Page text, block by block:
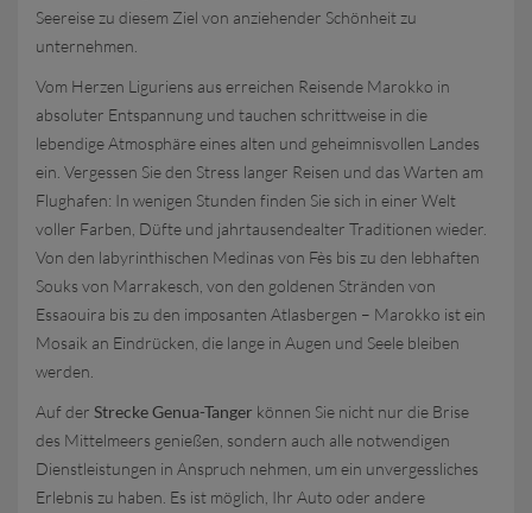
Seereise zu diesem Ziel von anziehender Schönheit zu
unternehmen.
Vom Herzen Liguriens aus erreichen Reisende Marokko in
absoluter Entspannung und tauchen schrittweise in die
lebendige Atmosphäre eines alten und geheimnisvollen Landes
ein. Vergessen Sie den Stress langer Reisen und das Warten am
Flughafen: In wenigen Stunden finden Sie sich in einer Welt
voller Farben, Düfte und jahrtausendealter Traditionen wieder.
Von den labyrinthischen Medinas von Fès bis zu den lebhaften
Souks von Marrakesch, von den goldenen Stränden von
Essaouira bis zu den imposanten Atlasbergen – Marokko ist ein
Mosaik an Eindrücken, die lange in Augen und Seele bleiben
werden.
Auf der Strecke Genua-Tanger können Sie nicht nur die Brise
des Mittelmeers genießen, sondern auch alle notwendigen
Dienstleistungen in Anspruch nehmen, um ein unvergessliches
Erlebnis zu haben. Es ist möglich, Ihr Auto oder andere